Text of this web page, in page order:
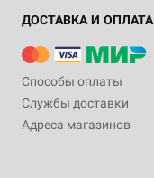
ДОСТАВКА И ОПЛАТА
Способы оплаты
Службы доставки
Адреса магазинов